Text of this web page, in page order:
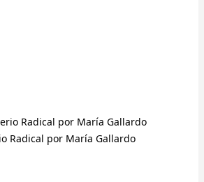
Radical por María Gallardo